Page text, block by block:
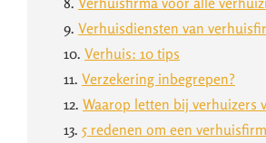
9. Verhuisdiensten van
10. Verhuis: 10 tips
11. Verzekering inbegrepen?
12. Waarop letten bij verhuizers
13. 5 redenen om een